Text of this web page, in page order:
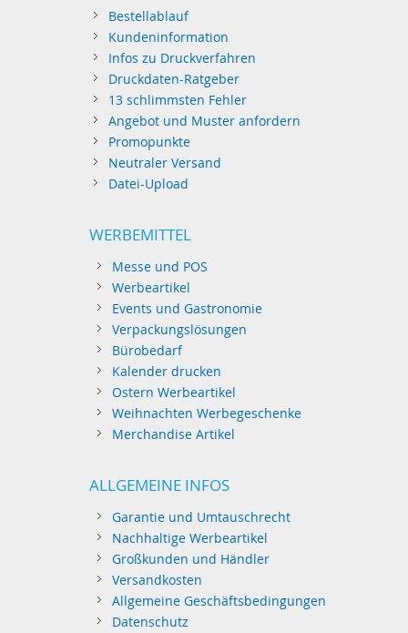
Bestellablauf
Kundeninformation
Infos zu Druckverfahren
Druckdaten-Ratgeber
13 schlimmsten Fehler
Angebot und Muster anfordern
Promopunkte
Neutraler Versand
Datei-Upload
WERBEMITTEL
Messe und POS
Werbeartikel
Events und Gastronomie
Verpackungslösungen
Bürobedarf
Kalender drucken
Ostern Werbeartikel
Weihnachten Werbegeschenke
Merchandise Artikel
ALLGEMEINE INFOS
Garantie und Umtauschrecht
Nachhaltige Werbeartikel
Großkunden und Händler
Versandkosten
Allgemeine Geschäftsbedingungen
Datenschutz